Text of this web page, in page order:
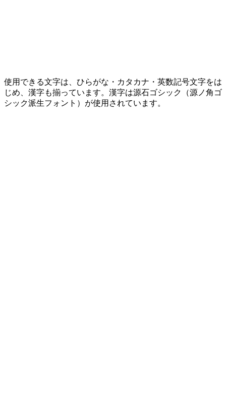
使用できる文字は、ひらがな・カタカナ・英数記号文字をは
じめ、漢字も揃っています。漢字は源石ゴシック（源ノ角ゴ
シック派生フォント）が使用されています。